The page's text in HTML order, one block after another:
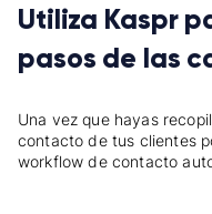
Utiliza Kaspr
pasos de las
Una vez que hayas
contacto de tus clientes
workflow de contacto